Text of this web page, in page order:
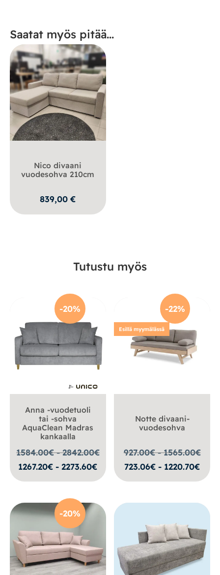
Saatat myös pitää...
Nico divaani
vuodesohva 210cm
839,00€
Tutustu myös
-20%
Anna -vuodetuoli
tai -sohva
AquaClean Madras
kankaalla
1584.00€ - 2842.00€
1267.20€ - 2273.60€
-22%
Esillä myymälässä
Notte divaani-
vuodesohva
927.00€ - 1565.00€
723.06€ - 1220.70€
-20%